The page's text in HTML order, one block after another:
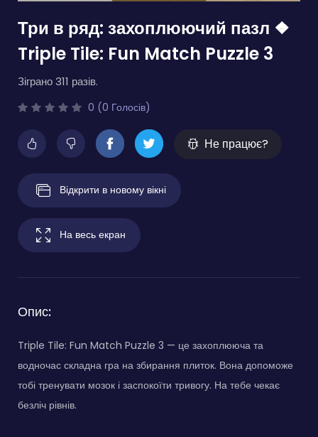
Три в ряд: захоплюючий пазл ❖
Triple Tile: Fun Match Puzzle 3
Зіграно 311 разів.
0 (0 Голосів)
Не працює?
Відкрити в новому вікні
На весь екран
Опис:
Triple Tile: Fun Match Puzzle 3 — це захоплююча та
водночас складна гра на збирання плиток. Вона допоможе
тобі тренувати мозок і заспокоїти тривогу. На тебе чекає
безліч рівнів.